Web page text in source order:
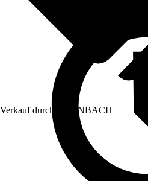
Verkauf durch: HORNBACH